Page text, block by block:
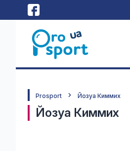
Prosport Йозуа Киммих
Йозуа Киммих